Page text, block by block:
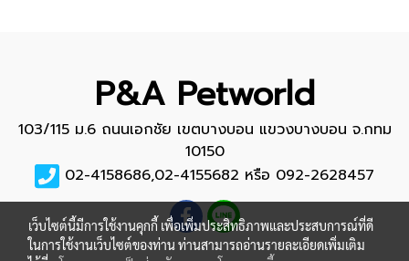
P&A Petworld
103/115 ม.6 ถนนเอกชัย เขตบางบอน แขวงบางบอน จ.กทม
10150
02-4158686,02-4155682 หรือ 092-2628457
เว็บไซต์นี้มีการใช้งานคุกกี้ เพื่อเพิ่มประสิทธิภาพและประสบการณ์ที่ดี
ในการใช้งานเว็บไซต์ของท่าน ท่านสามารถอ่านรายละเอียดเพิ่มเติม